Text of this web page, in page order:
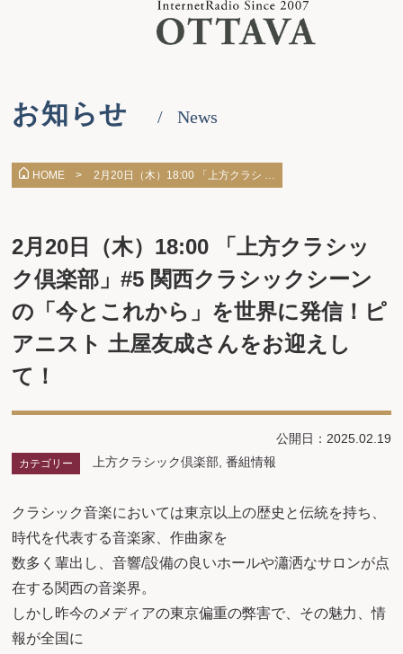
お知らせ News
HOME > 2月20日（木）18:00 「上方クラシ …
2月20日（木）18:00 「上方クラシッ
ク倶楽部」#5 関西クラシックシーン
の「今とこれから」を世界に発信！ピ
アニスト 土屋友成さんをお迎えし
て！
公開日：2025.02.19
カテゴリー 上方クラシック倶楽部 ,番組情報
クラシック音楽においては東京以上の歴史と伝統を持ち、
時代を代表する音楽家、作曲家を
数多く輩出し、音響/設備の良いホールや瀟洒なサロンが点
在する関西の音楽界。
しかし昨今のメディアの東京偏重の弊害で、その魅力、情
報が全国に